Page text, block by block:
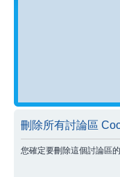
刪除所有討論區
您確定要刪除這個討論區